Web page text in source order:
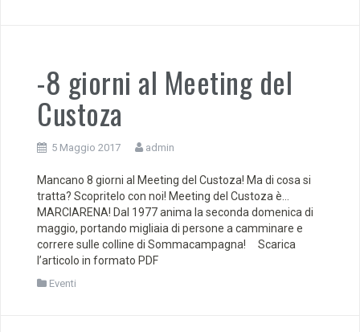
-8 giorni al Meeting del
Custoza
5 Maggio 2017 admin
Mancano 8 giorni al Meeting del Custoza! Ma di cosa si
tratta? Scopritelo con noi! Meeting del Custoza è…
MARCIARENA! Dal 1977 anima la seconda domenica di
maggio, portando migliaia di persone a camminare e
correre sulle colline di Sommacampagna! Scarica
l’articolo in formato PDF
Eventi